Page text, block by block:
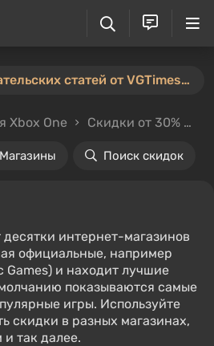
⚡️ Конкурс пользовательских статей от VGTimes продлён — участвуйте тут ⚡️
Xbox One Скидки от 30%
Магазины Поиск скидок
десятки интернет-магазинов
официальные, например
Games) и находит лучшие
показываются самые
игры. Используйте
скидки в разных магазинах,
так далее.